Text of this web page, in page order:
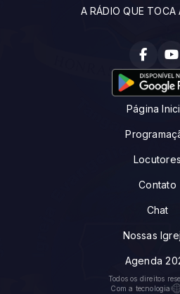
A RÁDIO QUE TOCA
Página
Locutores
Contato
Chat
Nossas
Agenda
Todos os direitos
Com a tecnologia